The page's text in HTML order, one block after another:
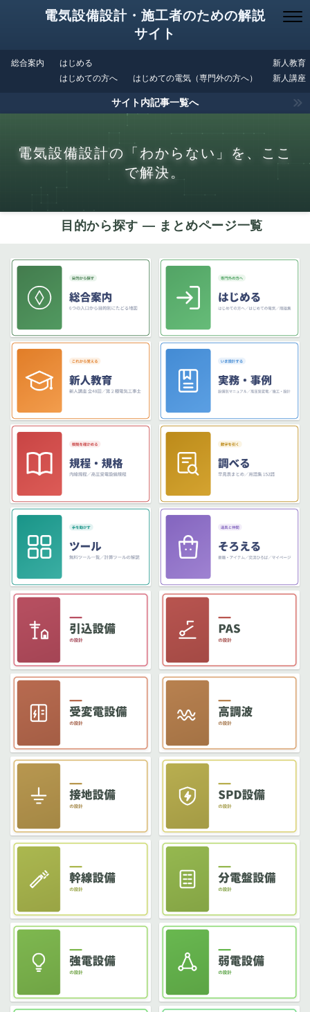
電気設備設計・施工者のための解説
サイト
総合案内
はじめる
はじめての方へ
はじめての電気（専門外の方へ）
新人教育
新人講座
サイト内記事一覧へ
電気設備設計の「わからない」を、ここ
で解決。